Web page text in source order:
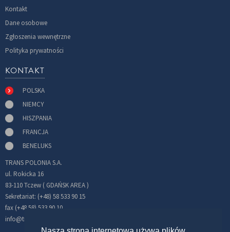
Kontakt
Dane osobowe
Zgłoszenia wewnętrzne
Polityka prywatności
KONTAKT
POLSKA
NIEMCY
HISZPANIA
FRANCJA
BENELUKS
TRANS POLONIA S.A.
ul. Rokicka 16
83-110 Tczew ( GDAŃSK AREA )
Sekretariat: (+48) 58 533 90 15
fax (+48 58) 533 90 10
info@transpolonia.com